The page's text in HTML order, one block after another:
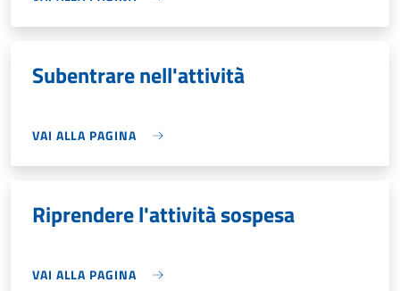
Subentrare nell'attività
VAI ALLA PAGINA
Riprendere l'attività sospesa
VAI ALLA PAGINA